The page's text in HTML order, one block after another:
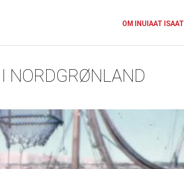
OM INUIAAT ISAAT
NORDGRØNLAND